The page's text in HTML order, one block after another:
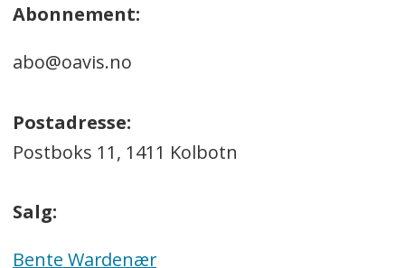
Abonnement:
abo@oavis.no
Postadresse:
Postboks 11, 1411 Kolbotn
Salg:
Bente Wardenær